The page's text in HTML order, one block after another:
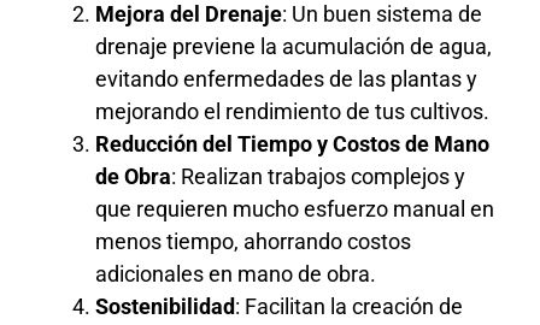
Mejora del Drenaje: Un buen sistema de
drenaje previene la acumulación de agua,
evitando enfermedades de las plantas y
mejorando el rendimiento de tus cultivos.
Reducción del Tiempo y Costos de Mano
de Obra: Realizan trabajos complejos y
que requieren mucho esfuerzo manual en
menos tiempo, ahorrando costos
adicionales en mano de obra.
Sostenibilidad: Facilitan la creación de